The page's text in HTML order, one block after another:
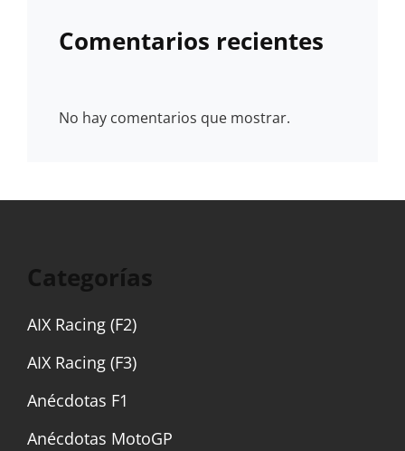
Comentarios recientes
No hay comentarios que mostrar.
Categorías
AIX Racing (F2)
AIX Racing (F3)
Anécdotas F1
Anécdotas MotoGP